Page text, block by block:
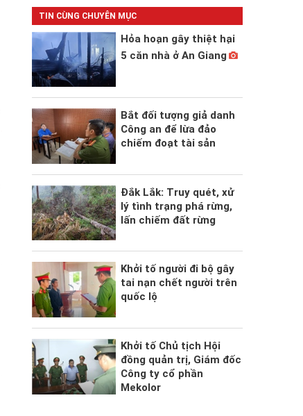
TIN CÙNG CHUYÊN MỤC
Hỏa hoạn gây thiệt hại
5 căn nhà ở An Giang
Bắt đối tượng giả danh
Công an để lừa đảo
chiếm đoạt tài sản
Đắk Lắk: Truy quét, xử
lý tình trạng phá rừng,
lấn chiếm đất rừng
Khởi tố người đi bộ gây
tai nạn chết người trên
quốc lộ
Khởi tố Chủ tịch Hội
đồng quản trị, Giám đốc
Công ty cổ phần
Mekolor